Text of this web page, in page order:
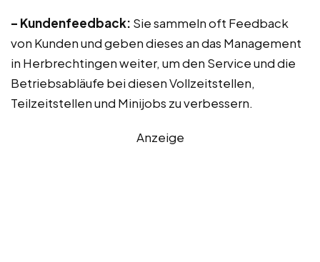
– Kundenfeedback: Sie sammeln oft Feedback
von Kunden und geben dieses an das Management
in Herbrechtingen weiter, um den Service und die
Betriebsabläufe bei diesen Vollzeitstellen,
Teilzeitstellen und Minijobs zu verbessern.
Anzeige